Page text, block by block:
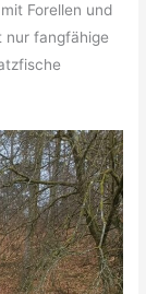
Forellen und
nur fangfähige